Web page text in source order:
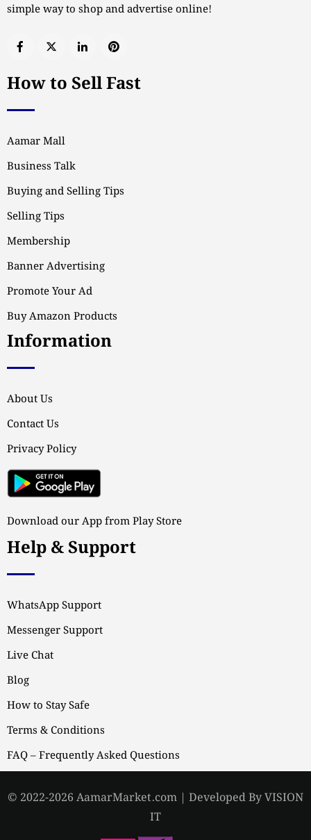
simple way to shop and advertise online!
How to Sell Fast
Aamar Mall
Business Talk
Buying and Selling Tips
Selling Tips
Membership
Banner Advertising
Promote Your Ad
Buy Amazon Products
Information
About Us
Contact Us
Privacy Policy
Download our App from Play Store
Help & Support
WhatsApp Support
Messenger Support
Live Chat
Blog
How to Stay Safe
Terms & Conditions
FAQ – Frequently Asked Questions
© 2022-2026 AamarMarket.com | Developed By VISION
IT